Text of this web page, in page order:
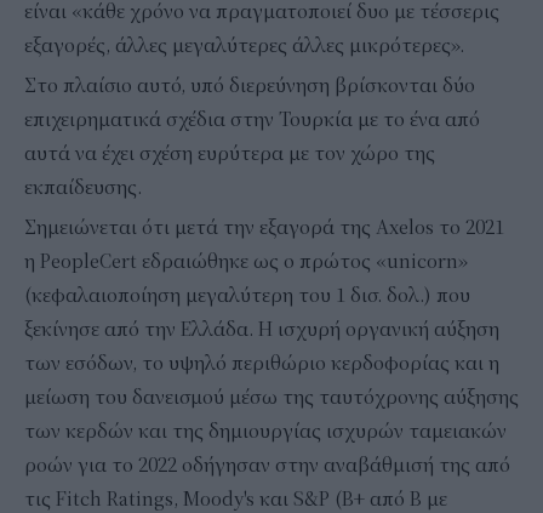
είναι «κάθε χρόνο να πραγματοποιεί δυο με τέσσερις
εξαγορές, άλλες μεγαλύτερες άλλες μικρότερες».
Στο πλαίσιο αυτό, υπό διερεύνηση βρίσκονται δύο
επιχειρηματικά σχέδια στην Τουρκία με το ένα από
αυτά να έχει σχέση ευρύτερα με τον χώρο της
εκπαίδευσης.
Σημειώνεται ότι μετά την εξαγορά της Axelos το 2021
η PeopleCert εδραιώθηκε ως ο πρώτος «unicorn»
(κεφαλαιοποίηση μεγαλύτερη του 1 δισ. δολ.) που
ξεκίνησε από την Ελλάδα. Η ισχυρή οργανική αύξηση
των εσόδων, το υψηλό περιθώριο κερδοφορίας και η
μείωση του δανεισμού μέσω της ταυτόχρονης αύξησης
των κερδών και της δημιουργίας ισχυρών ταμειακών
ροών για το 2022 οδήγησαν στην αναβάθμισή της από
τις Fitch Ratings, Moody's και S&P (Β+ από Β με